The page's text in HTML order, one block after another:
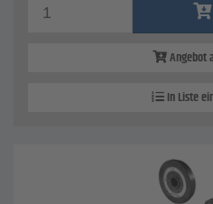
Angebot
In Liste